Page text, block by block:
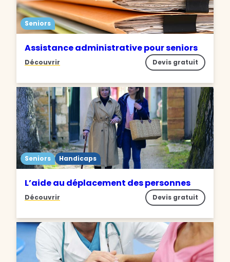
Seniors
Assistance administrative pour seniors
Découvrir Devis gratuit
Seniors Handicaps
L’aide au déplacement des personnes
Découvrir Devis gratuit